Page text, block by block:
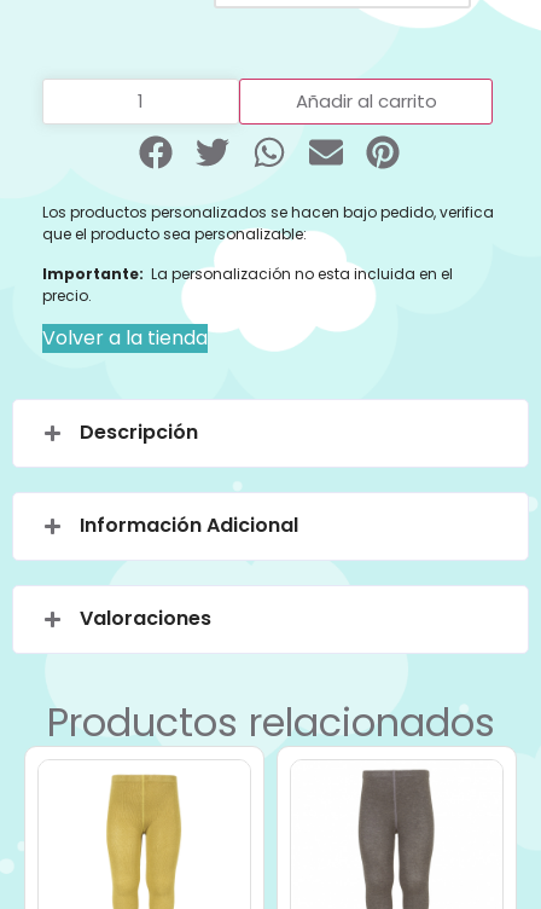
Añadir al carrito
Los productos personalizados se hacen bajo pedido, verifica
que el producto sea personalizable:
Importante: La personalización no esta incluida en el
precio.
Volver a la tienda
Descripción
Información Adicional
Valoraciones
Productos relacionados